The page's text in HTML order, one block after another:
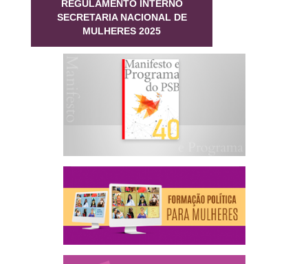
REGULAMENTO INTERNO
SECRETARIA NACIONAL DE
MULHERES 2025